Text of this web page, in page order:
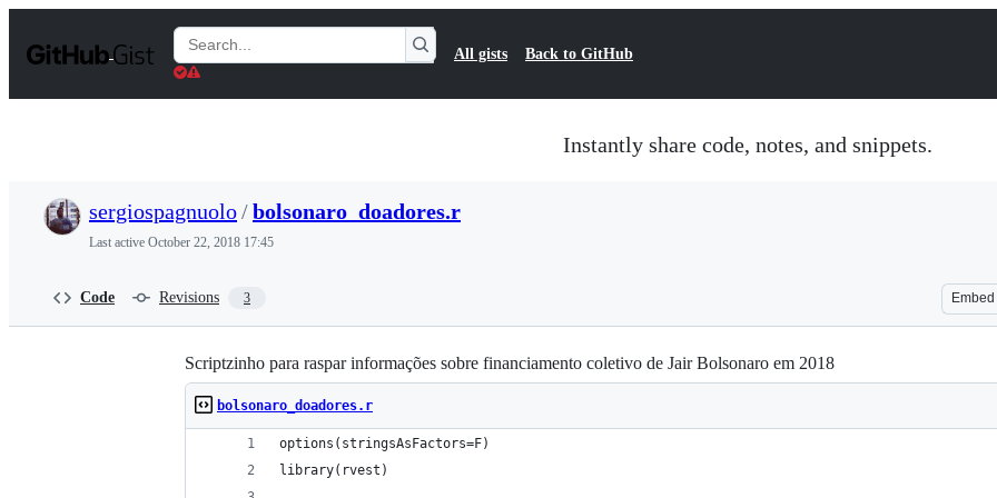
t
Search
Gists
All gists Back to GitHub
Instantly share code, notes, and snippets.
sergiospagnuolo/bolsonaro_doadores.r
Last active October 22, 2018 17:45
Code Revisions 3 Embed
Scriptzinho para raspar informações sobre financiamento coletivo de Jair Bolsonaro em 2018
bolsonaro_doadores.r
options(stringsAsFactors=F)
library(rvest)